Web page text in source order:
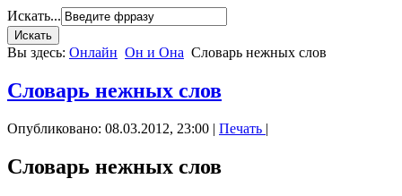
Искать...
Вы здесь: Онлайн Он и Она Словарь нежных слов
Словарь нежных слов
Опубликовано: 08.03.2012, 23:00 | Печать |
Словарь нежных слов